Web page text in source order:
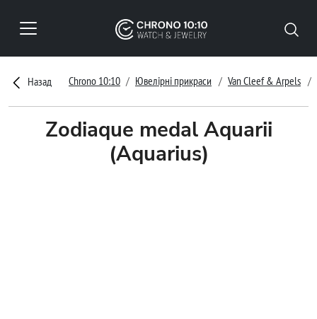
Назад Chrono 10:10 Ювелірні прикраси Van Cleef & Arpels
Zodiaque medal Aquarii
(Aquarius)